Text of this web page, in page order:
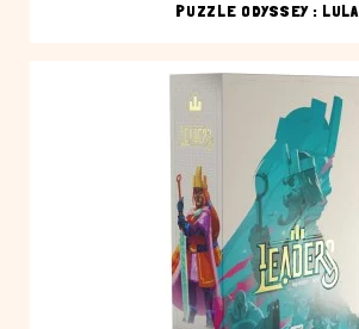
PUZZLE ODYSSEY : LULA